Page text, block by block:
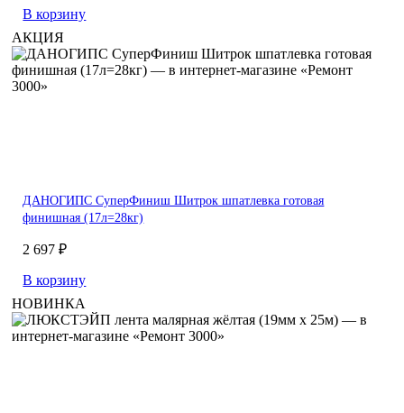
В корзину
АКЦИЯ
ДАНОГИПС СуперФиниш Шитрок шпатлевка готовая
финишная (17л=28кг)
2 697 ₽
В корзину
НОВИНКА